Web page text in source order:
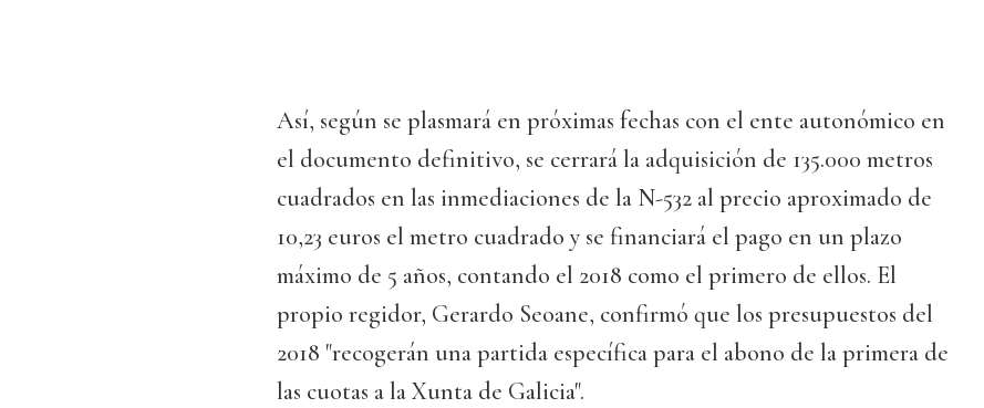
Así, según se plasmará en próximas fechas con el ente autonómico en
el documento definitivo, se cerrará la adquisición de 135.000 metros
cuadrados en las inmediaciones de la N-532 al precio aproximado de
10,23 euros el metro cuadrado y se financiará el pago en un plazo
máximo de 5 años, contando el 2018 como el primero de ellos. El
propio regidor, Gerardo Seoane, confirmó que los presupuestos del
2018 "recogerán una partida específica para el abono de la primera de
las cuotas a la Xunta de Galicia".